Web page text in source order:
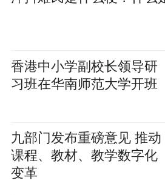
香港中小学副校长领导研
习班在华南师范大学开班
九部门发布重磅意见 推动
课程、教材、教学数字化
变革